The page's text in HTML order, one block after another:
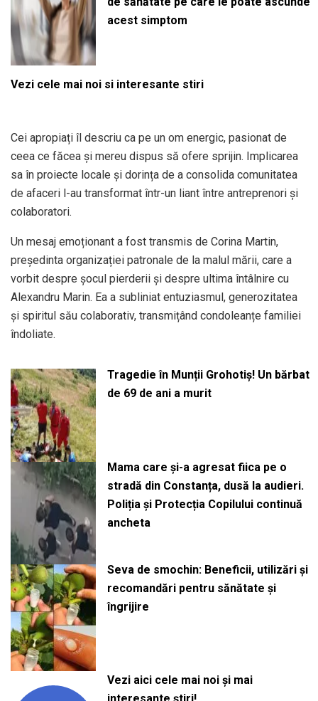
acest simptom
Vezi cele mai noi si interesante stiri
Cei apropiați îl descriu ca pe un om energic, pasionat de
ceea ce făcea și mereu dispus să ofere sprijin. Implicarea
sa în proiecte locale și dorința de a consolida comunitatea
de afaceri l-au transformat într-un liant între antreprenori și
colaboratori.
Un mesaj emoționant a fost transmis de Corina Martin,
președinta organizației patronale de la malul mării, care a
vorbit despre șocul pierderii și despre ultima întâlnire cu
Alexandru Marin. Ea a subliniat entuziasmul, generozitatea
și spiritul său colaborativ, transmițând condoleanțe familiei
îndoliate.
Tragedie în Munții Grohotiș! Un bărbat
de 69 de ani a murit
Mama care și-a agresat fiica pe o
stradă din Constanța, dusă la audieri.
Poliția și Protecția Copilului continuă
ancheta
Seva de smochin: Beneficii, utilizări și
recomandări pentru sănătate și
îngrijire
Vezi aici cele mai noi și mai